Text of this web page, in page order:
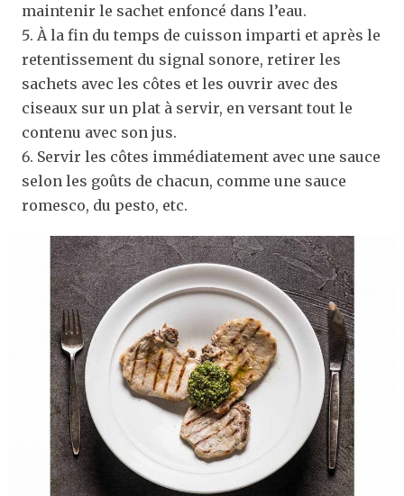
maintenir le sachet enfoncé dans l’eau.
À la fin du temps de cuisson imparti et après le
retentissement du signal sonore, retirer les
sachets avec les côtes et les ouvrir avec des
ciseaux sur un plat à servir, en versant tout le
contenu avec son jus.
Servir les côtes immédiatement avec une sauce
selon les goûts de chacun, comme une sauce
romesco, du pesto, etc.